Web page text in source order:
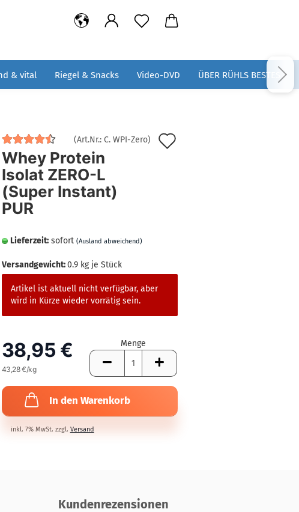
& vital Riegel & Snacks Video-DVD ÜBER RÜHLS BESTES
(Art.Nr.: C. WPI-Zero)
Whey Protein
Isolat ZERO-L
(Super Instant)
PUR
Lieferzeit: sofort (Ausland abweichend)
Versandgewicht:0.9kg je Stück
Artikel ist aktuell nicht verfügbar, aber
wird in Kürze wieder vorrätig sein.
38,95 €
43,28 €/kg
Menge
In den Warenkorb
inkl. 7% MwSt. zzgl. Versand
Kundenrezensionen